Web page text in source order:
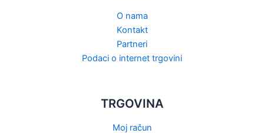
O nama
Kontakt
Partneri
Podaci o internet trgovini
TRGOVINA
Moj račun